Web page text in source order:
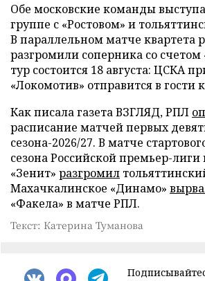
Обе московские команды
группе с «Ростовом» и
В параллельном матче квартета
разгромили соперника со
тур состоится 18 августа: ЦСКА
«Локомотив» отправится в гости
Как писала газета ВЗГЛЯД, РПЛ
расписание матчей первых
сезона-2026/27. В матче
сезона Российской премьер-лиги
«Зенит» разгромил
Махачкалинское «Динамо»
«Факела» в матче РПЛ.
Текст: Катерина Туманова